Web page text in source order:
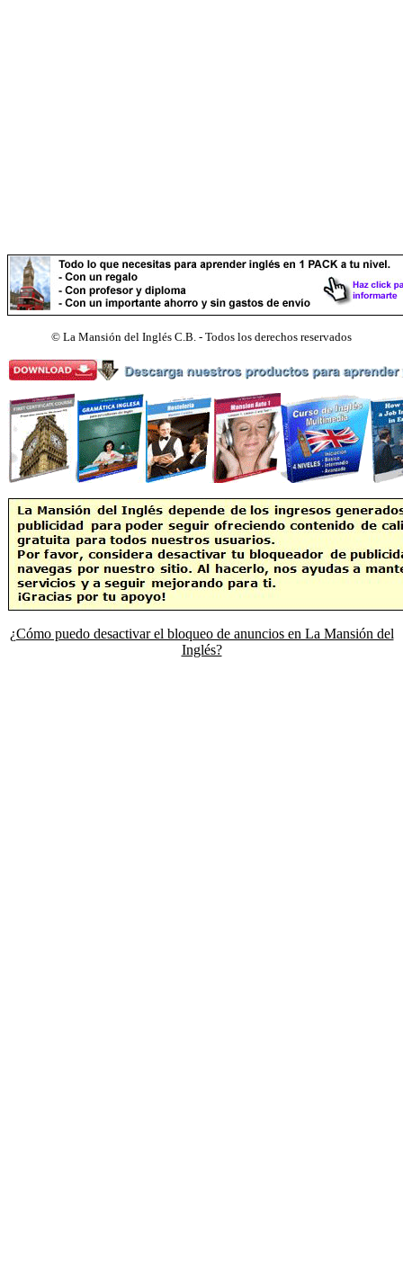
© La Mansión del Inglés C.B. - Todos los derechos reservados
¿Cómo puedo desactivar el bloqueo de anuncios en La Mansión del
Inglés?